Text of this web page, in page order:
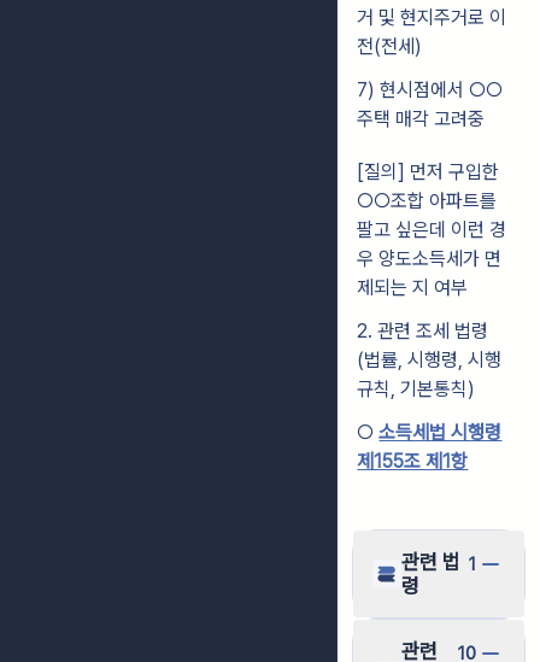
거 및 현지주거로 이
전(전세)
7) 현시점에서 ○○
주택 매각 고려중
[질의] 먼저 구입한
○○조합 아파트를
팔고 싶은데 이런 경
우 양도소득세가 면
제되는 지 여부
2. 관련 조세 법령
(법률, 시행령, 시행
규칙, 기본통칙)
○소득세법 시행령
제155조 제1항
관련 법
령
1
관련 10